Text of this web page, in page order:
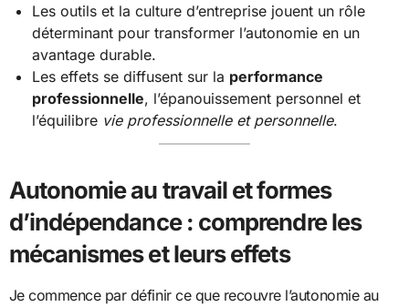
Les outils et la culture d’entreprise jouent un rôle
déterminant pour transformer l’autonomie en un
avantage durable.
Les effets se diffusent sur la performance
professionnelle, l’épanouissement personnel et
l’équilibre vie professionnelle et personnelle.
Autonomie au travail et formes
d’indépendance : comprendre les
mécanismes et leurs effets
Je commence par définir ce que recouvre l’autonomie au